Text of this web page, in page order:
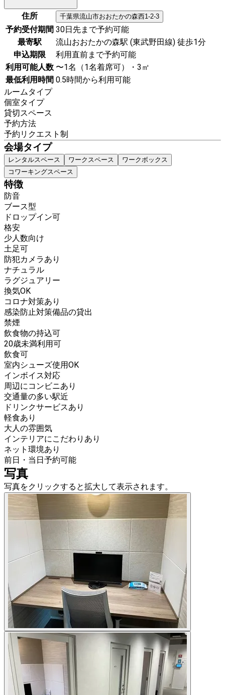
住所 千葉県流山市おおたかの森西1-2-3
予約受付期間 30日先まで予約可能
最寄駅
流山おおたかの森駅 (東武野田線) 徒歩1分
申込期限
利用直前まで予約可能
利用可能人数 〜1名（1名着席可）・3㎡
最低利用時間 0.5時間から利用可能
ルームタイプ
個室タイプ
貸切スペース
予約方法
予約リクエスト制
会場タイプ
レンタルスペース ワークスペース
ワークボックス
コワーキングスペース
特徴
防音
ブース型
ドロップイン可
格安
少人数向け
土足可
防犯カメラあり
ナチュラル
ラグジュアリー
換気OK
コロナ対策あり
感染防止対策備品の貸出
禁煙
飲食物の持込可
20歳未満利用可
飲食可
室内シューズ使用OK
インボイス対応
周辺にコンビニあり
交通量の多い駅近
ドリンクサービスあり
軽食あり
大人の雰囲気
インテリアにこだわりあり
ネット環境あり
前日・当日予約可能
写真
写真をクリックすると拡大して表示されます。